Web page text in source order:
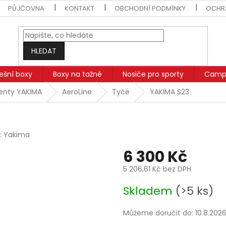
PŮJČOVNA KONTAKT OBCHODNÍ PODMÍNKY
HLEDAT
boxy Boxy na tažné Nosiče pro sporty
YAKIMA AeroLine Tyče YAKIMA S23
Yakima
6 300 Kč
5 206,61 Kč bez DPH
cena:
Skladem (>5 ks)
Můžeme doručit do: 10.8.2026